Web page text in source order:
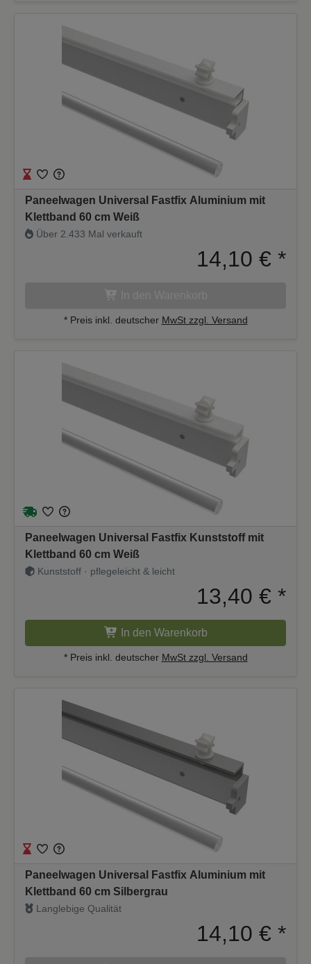
Paneelwagen Universal Fastfix Aluminium mit
Klettband 60 cm Weiß
Über 2.433 Mal verkauft
14,10 € *
* Preis inkl. deutscher MwSt zzgl. Versand
Paneelwagen Universal Fastfix Kunststoff mit
Klettband 60 cm Weiß
Kunststoff · pflegeleicht & leicht
13,40 € *
In den Warenkorb
* Preis inkl. deutscher MwSt zzgl. Versand
Paneelwagen Universal Fastfix Aluminium mit
Klettband 60 cm Silbergrau
Langlebige Qualität
14,10 € *